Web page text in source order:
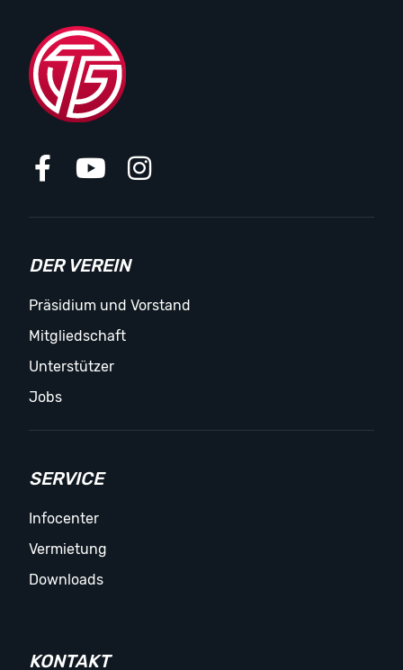
DER VEREIN
Präsidium und Vorstand
Mitgliedschaft
Unterstützer
Jobs
SERVICE
Infocenter
Vermietung
Downloads
KONTAKT